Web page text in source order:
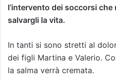
l’intervento dei soccorsi
salvargli la vita.
In tanti si sono stretti al
dei figli Martina e Valerio.
la salma verrà cremata.